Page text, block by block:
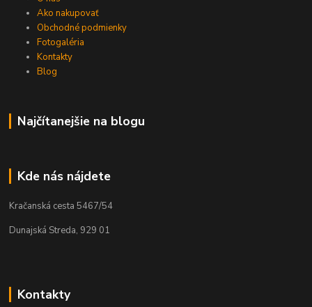
Ako nakupovať
Obchodné podmienky
Fotogaléria
Kontakty
Blog
Najčítanejšie na blogu
Kde nás nájdete
Kračanská cesta 5467/54
Dunajská Streda, 929 01
Kontakty